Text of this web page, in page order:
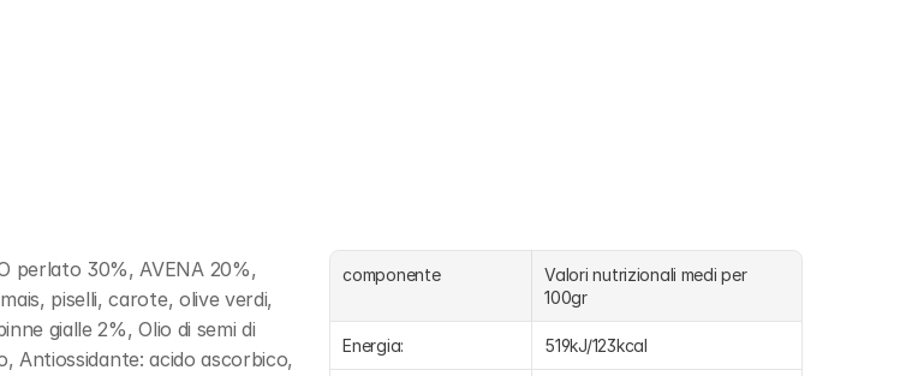
perlato 30%, AVENA 20%,
piselli, carote, olive verdi,
gialle 2%, Olio di semi di
Antiossidante: acido ascorbico,
componente
Valori nutrizionali medi per
100gr
Energia: 519kJ/123kcal